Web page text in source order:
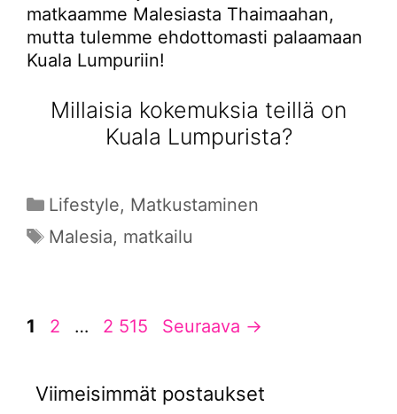
matkaamme Malesiasta Thaimaahan,
mutta tulemme ehdottomasti palaamaan
Kuala Lumpuriin!
Millaisia kokemuksia teillä on
Kuala Lumpurista?
Kategoriat
Lifestyle, Matkustaminen
Avainsanat
Malesia, matkailu
Sivu
1 Sivu
2 … Sivu
2 515 Seuraava →
Viimeisimmät postaukset